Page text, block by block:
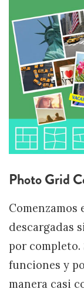
Photo Grid
Comenzamos
descargadas
por completo.
funciones y
manera casi